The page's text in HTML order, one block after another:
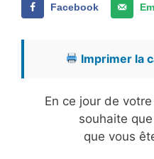
Facebook
Imprimer la
En ce jour de
souhaite
que vous